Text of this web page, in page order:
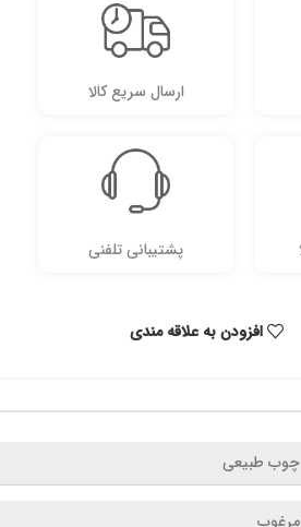
ارسال سریع کالا
پشتیبانی تلفنی
افزودن به علاقه مندی
چوب طبیعی
مرغوب